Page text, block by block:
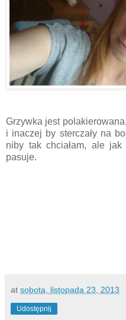
Grzywka jest
i inaczej by sterczały na
niby tak chciałam, ale
pasuje.
at sobota, listopada 23, 2013
Udostępnij